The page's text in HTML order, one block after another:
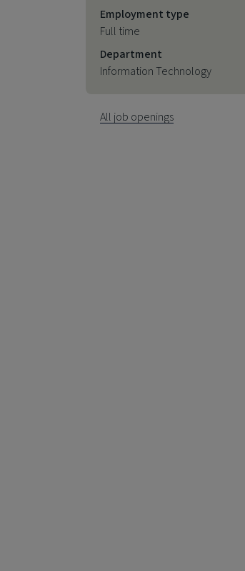
Employment type
Full time
Department
Information Technology
All job openings